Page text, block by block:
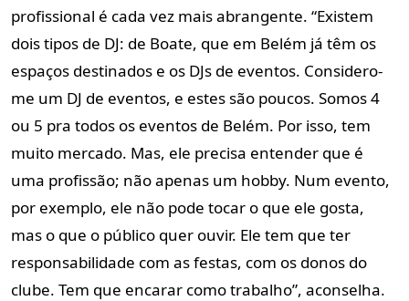
profissional é cada vez mais abrangente. “Existem
dois tipos de DJ: de Boate, que em Belém já têm os
espaços destinados e os DJs de eventos. Considero-
me um DJ de eventos, e estes são poucos. Somos 4
ou 5 pra todos os eventos de Belém. Por isso, tem
muito mercado. Mas, ele precisa entender que é
uma profissão; não apenas um hobby. Num evento,
por exemplo, ele não pode tocar o que ele gosta,
mas o que o público quer ouvir. Ele tem que ter
responsabilidade com as festas, com os donos do
clube. Tem que encarar como trabalho”, aconselha.